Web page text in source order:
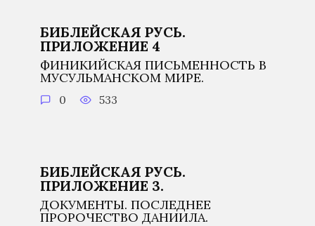
БИБЛЕЙСКАЯ РУСЬ.
ПРИЛОЖЕНИЕ 4
ФИНИКИЙСКАЯ ПИСЬМЕННОСТЬ В
МУСУЛЬМАНСКОМ МИРЕ.
0 533
БИБЛЕЙСКАЯ РУСЬ.
ПРИЛОЖЕНИЕ 3.
ДОКУМЕНТЫ. ПОСЛЕДНЕЕ
ПРОРОЧЕСТВО ДАНИИЛА.